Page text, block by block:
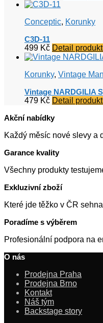
Conceptic, Korunky
C3D-11
499 Kč Detail
Korunky, Vintage
Vintage NARDGILIA
479 Kč Detail
Akční nabídky
Každý měsíc nové slevy a
Garance kvality
Všechny produkty
Exkluzivní zboží
Které jde těžko v ČR
Poradíme s výběrem
Profesionální podpora na
O nás
Prodejna Praha
Prodejna Brno
Kontakt
Náš tým
Backstage story